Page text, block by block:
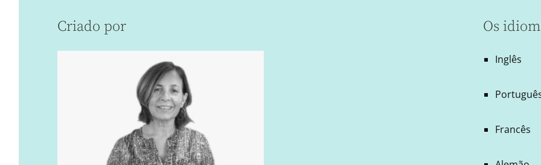
Criado por Os
Inglês
Francês